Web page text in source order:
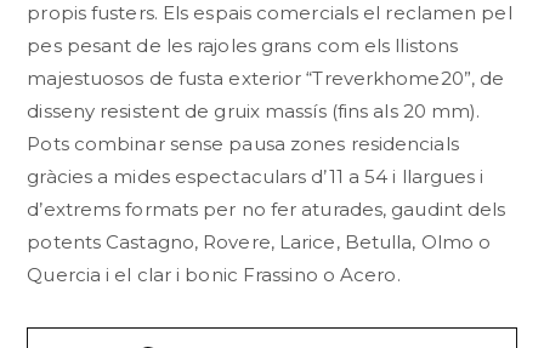
propis fusters. Els espais comercials el reclamen pel
pes pesant de les rajoles grans com els llistons
majestuosos de fusta exterior “Treverkhome20”, de
disseny resistent de gruix massís (fins als 20 mm).
Pots combinar sense pausa zones residencials
gràcies a mides espectaculars d’11 a 54 i llargues i
d’extrems formats per no fer aturades, gaudint dels
potents Castagno, Rovere, Larice, Betulla, Olmo o
Quercia i el clar i bonic Frassino o Acero.